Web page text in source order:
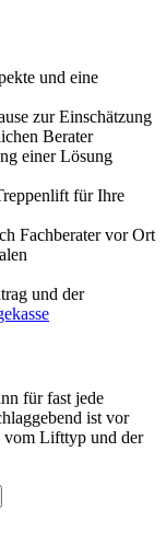
und eine
zur Einschätzung
Berater
einer Lösung
für Ihre
Fachberater vor Ort
und der
für fast jede
ist vor
vom Lifttyp und der